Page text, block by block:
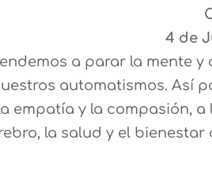
4 de
a parar la mente y
automatismos. Así
empatía y la compasión, a
la salud y el bienestar